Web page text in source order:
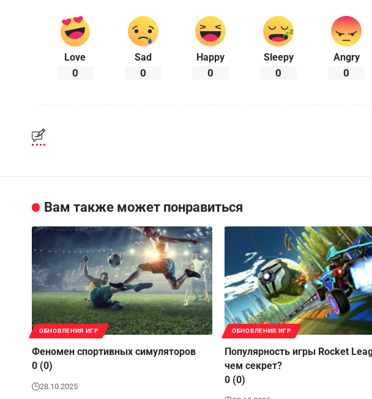
Love
0
Sad
0
Happy
0
Sleepy
0
Angry
0
Вам также может понравиться
ОБНОВЛЕНИЯ ИГР
Феномен спортивных симуляторов
0 (0)
28.10.2025
ОБНОВЛЕНИЯ ИГР
Популярность игры Rocket
чем секрет?
0 (0)